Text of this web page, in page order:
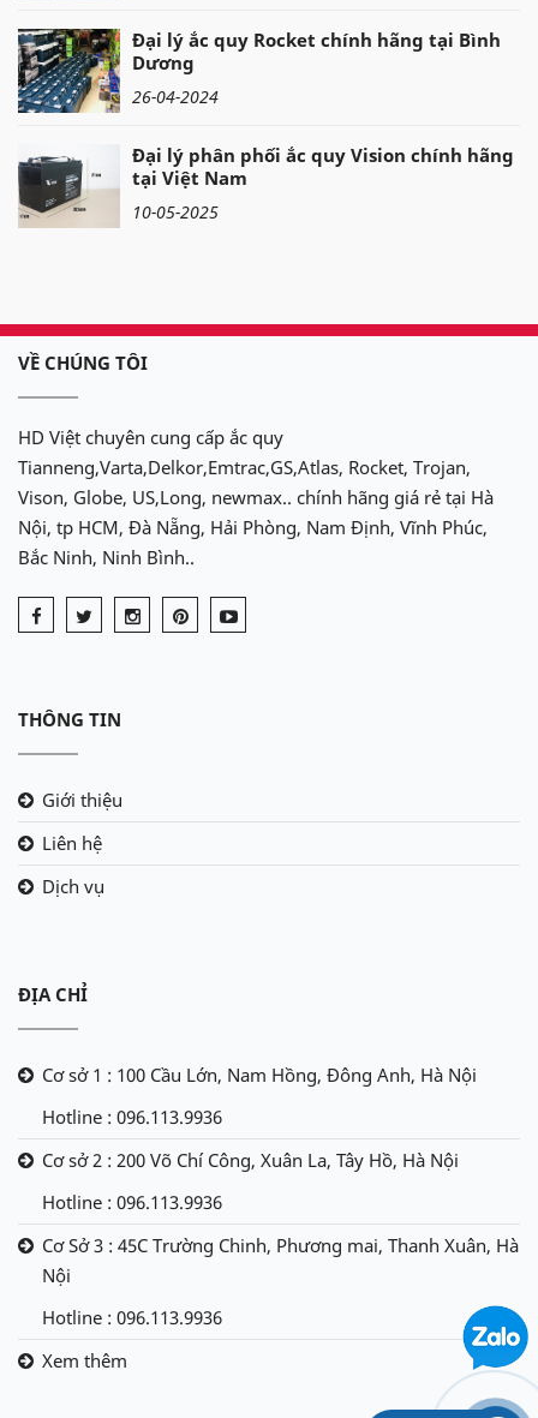
Đại lý ắc quy Rocket chính hãng tại Bình
Dương
26-04-2024
Đại lý phân phối ắc quy Vision chính hãng
tại Việt Nam
10-05-2025
VỀ CHÚNG TÔI
HD Việt chuyên cung cấp ắc quy
Tianneng,Varta,Delkor,Emtrac,GS,Atlas, Rocket, Trojan,
Vison, Globe, US,Long, newmax.. chính hãng giá rẻ tại Hà
Nội, tp HCM, Đà Nẵng, Hải Phòng, Nam Định, Vĩnh Phúc,
Bắc Ninh, Ninh Bình..
THÔNG TIN
Giới thiệu
Liên hệ
Dịch vụ
ĐỊA CHỈ
Cơ sở 1 : 100 Cầu Lớn, Nam Hồng, Đông Anh, Hà Nội
Hotline : 096.113.9936
Cơ sở 2 : 200 Võ Chí Công, Xuân La, Tây Hồ, Hà Nội
Hotline : 096.113.9936
Cơ Sở 3 : 45C Trường Chinh, Phương mai, Thanh Xuân, Hà
Nội
Hotline : 096.113.9936
Xem thêm